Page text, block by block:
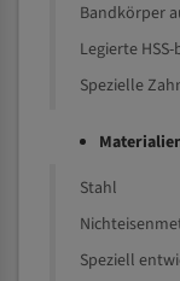
Bandkörper
Legierte
Spezielle
Stahl
Speziell